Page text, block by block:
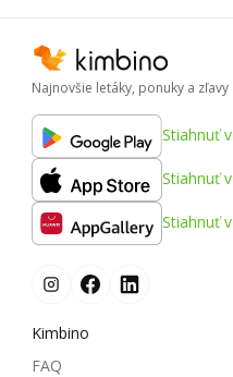
Najnovšie letáky, ponuky a zľavy
Stiahnuť v
Stiahnuť v
Stiahnuť v
Kimbino
FAQ